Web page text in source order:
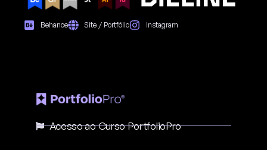
Behance Site / Portfólio Instagram
Acesso ao Curso PortfolioPro